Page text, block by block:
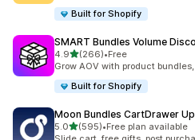
Built for Shopify
SMART Bundles Volume
4.95つ星中
(266)
合計レビュー数：266件
•Free
Grow AOV with product
Built for Shopify
Moon Bundles CartDrawer
5.05つ星中
(595)
合計レビュー数：595件
•Free plan available